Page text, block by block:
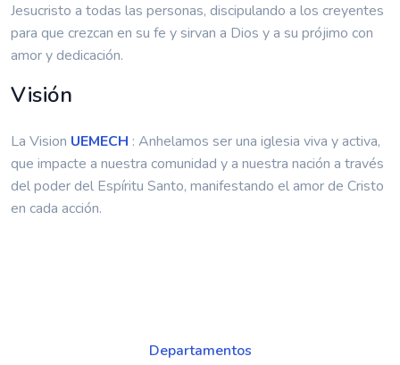
Jesucristo a todas las personas, discipulando a los creyentes
para que crezcan en su fe y sirvan a Dios y a su prójimo con
amor y dedicación.
Visión
La Vision UEMECH : Anhelamos ser una iglesia viva y activa,
que impacte a nuestra comunidad y a nuestra nación a través
del poder del Espíritu Santo, manifestando el amor de Cristo
en cada acción.
Departamentos